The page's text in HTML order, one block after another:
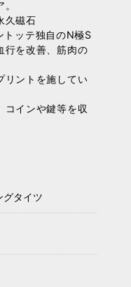
久磁石
ッテ独自のN極S
行を改善、筋肉の
リントを施してい
コインや鍵等を収
グタイツ